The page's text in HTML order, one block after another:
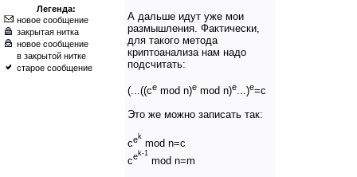
Легенда:
новое сообщение
закрытая нитка
новое сообщение
в закрытой нитке
старое сообщение
А дальше идут уже мои
размышления. Фактически,
для такого метода
криптоанализа нам надо
подсчитать:
(...((ce mod n)e mod n)e...)e=c
Это же можно записать так:
cek
mod n=c
cek-1
mod n=m